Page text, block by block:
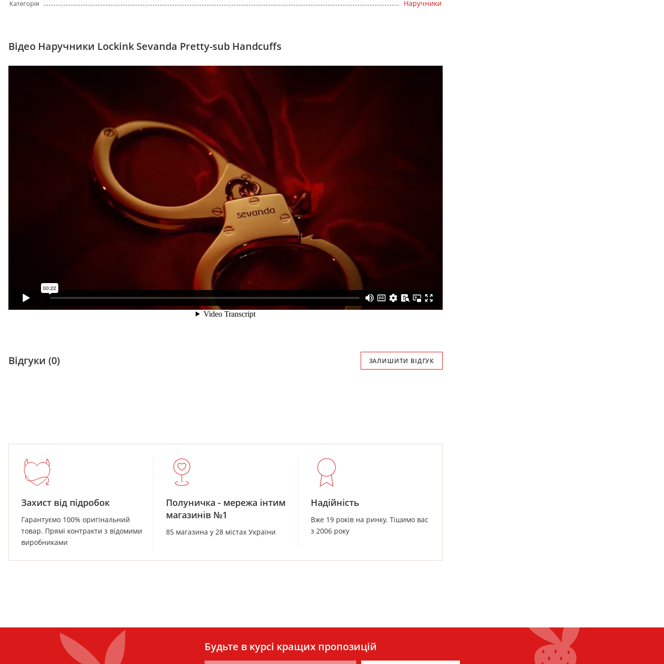
Категорія Наручники
Відео Наручники Lockink Sevanda Pretty-sub Handcuffs
Відгуки (0) ЗАЛИШИТИ ВІДГУК
Захист від підробок
Гарантуємо 100% оригінальний
товар. Прямі контракти з відомими
виробниками
Полуничка - мережа інтим
магазинів №1
85 магазина у 28 містах України
Надійність
Вже 19 років на ринку. Тішимо вас
з 2006 року
Будьте в курсі кращих пропозицій